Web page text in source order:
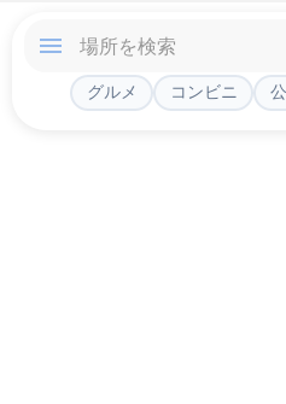
グルメ コンビニ